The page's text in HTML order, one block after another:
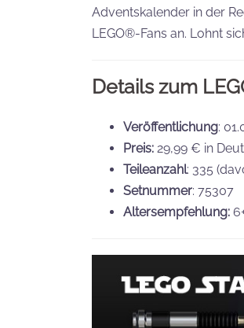
Adventskalender in der
LEGO®-Fans an. Lohnt
Details zum
Veröffentlichung:
Preis: 29,99 € in
Teileanzahl: 335
Setnummer: 75307
Altersempfehlung: